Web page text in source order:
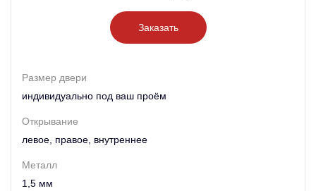
Заказать
Размер двери
индивидуально под ваш проём
Открывание
левое, правое, внутреннее
Металл
1,5 мм